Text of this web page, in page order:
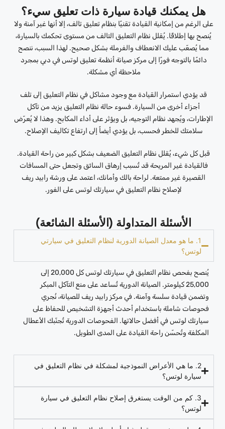
هل يمكنك قيادة سيارة ذات تعليق سيء؟
على الرغم من إمكانية القيادة تقنيًا بنظام تعليق تالف، إلا أنها غير آمنة ولا
يُنصح بها إطلاقًا. يُقلل نظام التعليق التالف من مستوى تحكمك بالسيارة،
مما يُصعّب عليك الانعطاف والفرملة بشكل صحيح. لهذا السبب، ننصح
دائمًا بالتوجه فورًا إلى مركز صيانة أنظمة تعليق لوتس في دبي بمجرد
ملاحظة أي مشكلة.
قد يؤدي استمرار القيادة مع وجود مشاكل في نظام التعليق إلى تلف
أجزاء أخرى من السيارة. فسوء حالة نظام التعليق يزيد من تآكل
الإطارات، ويُجهد نظام التوجيه، بل ويؤثر على أداء المكابح. وهذا لا يُعرّض
سلامتك للخطر فحسب، بل يؤدي أيضاً إلى ارتفاع تكاليف الإصلاح.
قبل كل شيء، يُقلل نظام التعليق الضعيف بشكل كبير من راحة القيادة.
فالقيادة غير المريحة قد تُسبب إرهاق السائق وتجعل حتى المسافات
القصيرة غير ممتعة. لراحة بالك وأمانك، اعتمد على ورشة رابيد ريف
لإصلاح نظام التعليق في سيارتك لوتس على الفور.
الأسئلة المتداولة (الأسئلة الشائعة)
1. ما هو معدل الصيانة الدورية لنظام التعليق في سيارتي
لوتس؟
يُنصح بفحص نظام التعليق في سيارتك لوتس كل 20,000 إلى
25,000 كيلومتر. الصيانة الدورية تُساعد على منع التآكل المبكر
وتضمن قيادة سلسة وآمنة. في مركز رابيد ريف للصيانة، نُجري
فحوصات شاملة باستخدام أحدث أجهزة التشخيص للحفاظ على
سيارتك لوتس في أفضل حالاتها. الفحوصات الدورية تُجنّبك الأعطال
المكلفة وتُحسّن راحة القيادة على المدى الطويل.
2. ما هي الأعراض النموذجية لمشكلة في نظام التعليق في
سيارة لوتس؟
3. كم من الوقت يستغرق إصلاح نظام التعليق في سيارة
لوتس؟